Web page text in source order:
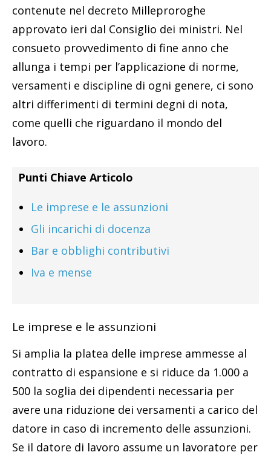
contenute nel decreto Milleproroghe
approvato ieri dal Consiglio dei ministri. Nel
consueto provvedimento di fine anno che
allunga i tempi per l’applicazione di norme,
versamenti e discipline di ogni genere, ci sono
altri differimenti di termini degni di nota,
come quelli che riguardano il mondo del
lavoro.
Punti Chiave Articolo
Le imprese e le assunzioni
Gli incarichi di docenza
Bar e obblighi contributivi
Iva e mense
Le imprese e le assunzioni
Si amplia la platea delle imprese ammesse al
contratto di espansione e si riduce da 1.000 a
500 la soglia dei dipendenti necessaria per
avere una riduzione dei versamenti a carico del
datore in caso di incremento delle assunzioni.
Se il datore di lavoro assume un lavoratore per